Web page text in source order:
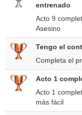
entrenado
Acto 9
Asesino
Tengo el
Completa el
Acto 1
Acto 1
más fácil